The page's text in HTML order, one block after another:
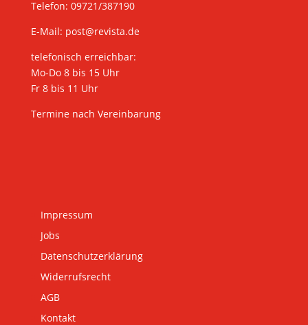
Telefon: 09721/387190
E-Mail: post@revista.de
telefonisch erreichbar:
Mo-Do 8 bis 15 Uhr
Fr 8 bis 11 Uhr
Termine nach Vereinbarung
Impressum
Jobs
Datenschutzerklärung
Widerrufsrecht
AGB
Kontakt